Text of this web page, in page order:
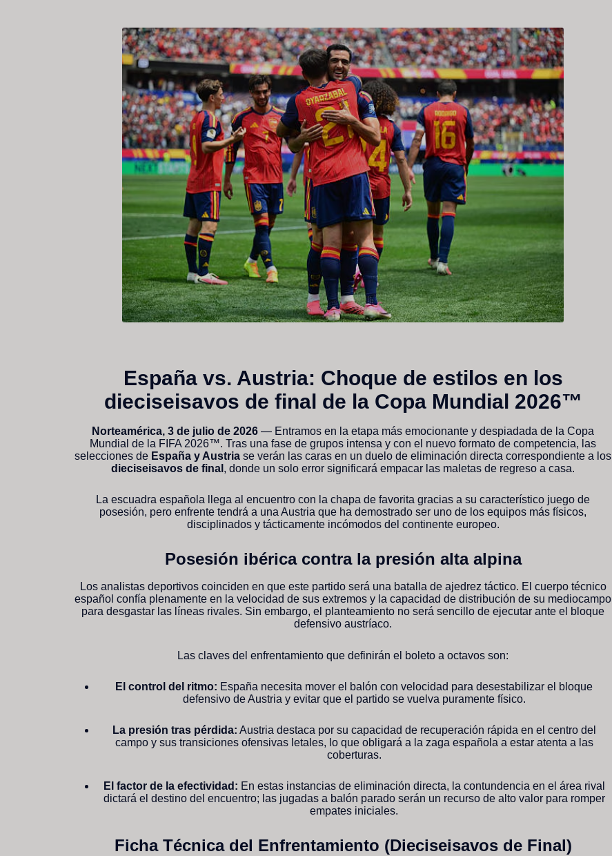
España vs. Austria: Choque de estilos en los
dieciseisavos de final de la Copa Mundial 2026™
Norteamérica, 3 de julio de 2026 — Entramos en la etapa más emocionante y despiadada de la Copa
Mundial de la FIFA 2026™. Tras una fase de grupos intensa y con el nuevo formato de competencia, las
selecciones de España y Austria se verán las caras en un duelo de eliminación directa correspondiente a los
dieciseisavos de final , donde un solo error significará empacar las maletas de regreso a casa.
La escuadra española llega al encuentro con la chapa de favorita gracias a su característico juego de
posesión, pero enfrente tendrá a una Austria que ha demostrado ser uno de los equipos más físicos,
disciplinados y tácticamente incómodos del continente europeo.
Posesión ibérica contra la presión alta alpina
Los analistas deportivos coinciden en que este partido será una batalla de ajedrez táctico. El cuerpo técnico
español confía plenamente en la velocidad de sus extremos y la capacidad de distribución de su mediocampo
para desgastar las líneas rivales. Sin embargo, el planteamiento no será sencillo de ejecutar ante el bloque
defensivo austríaco.
Las claves del enfrentamiento que definirán el boleto a octavos son:
El control del ritmo: España necesita mover el balón con velocidad para desestabilizar el bloque
defensivo de Austria y evitar que el partido se vuelva puramente físico.
La presión tras pérdida: Austria destaca por su capacidad de recuperación rápida en el centro del
campo y sus transiciones ofensivas letales, lo que obligará a la zaga española a estar atenta a las
coberturas.
El factor de la efectividad: En estas instancias de eliminación directa, la contundencia en el área rival
dictará el destino del encuentro; las jugadas a balón parado serán un recurso de alto valor para romper
empates iniciales.
Ficha Técnica del Enfrentamiento (Dieciseisavos de Final)